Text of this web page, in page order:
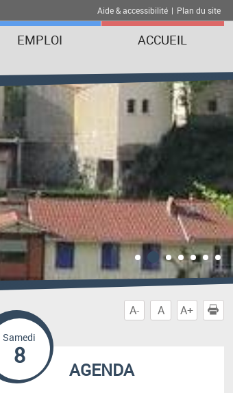
Aide & accessibilité | Plan du site
EMPLOI ACCUEIL
A- A A+
AGENDA
Samedi
8